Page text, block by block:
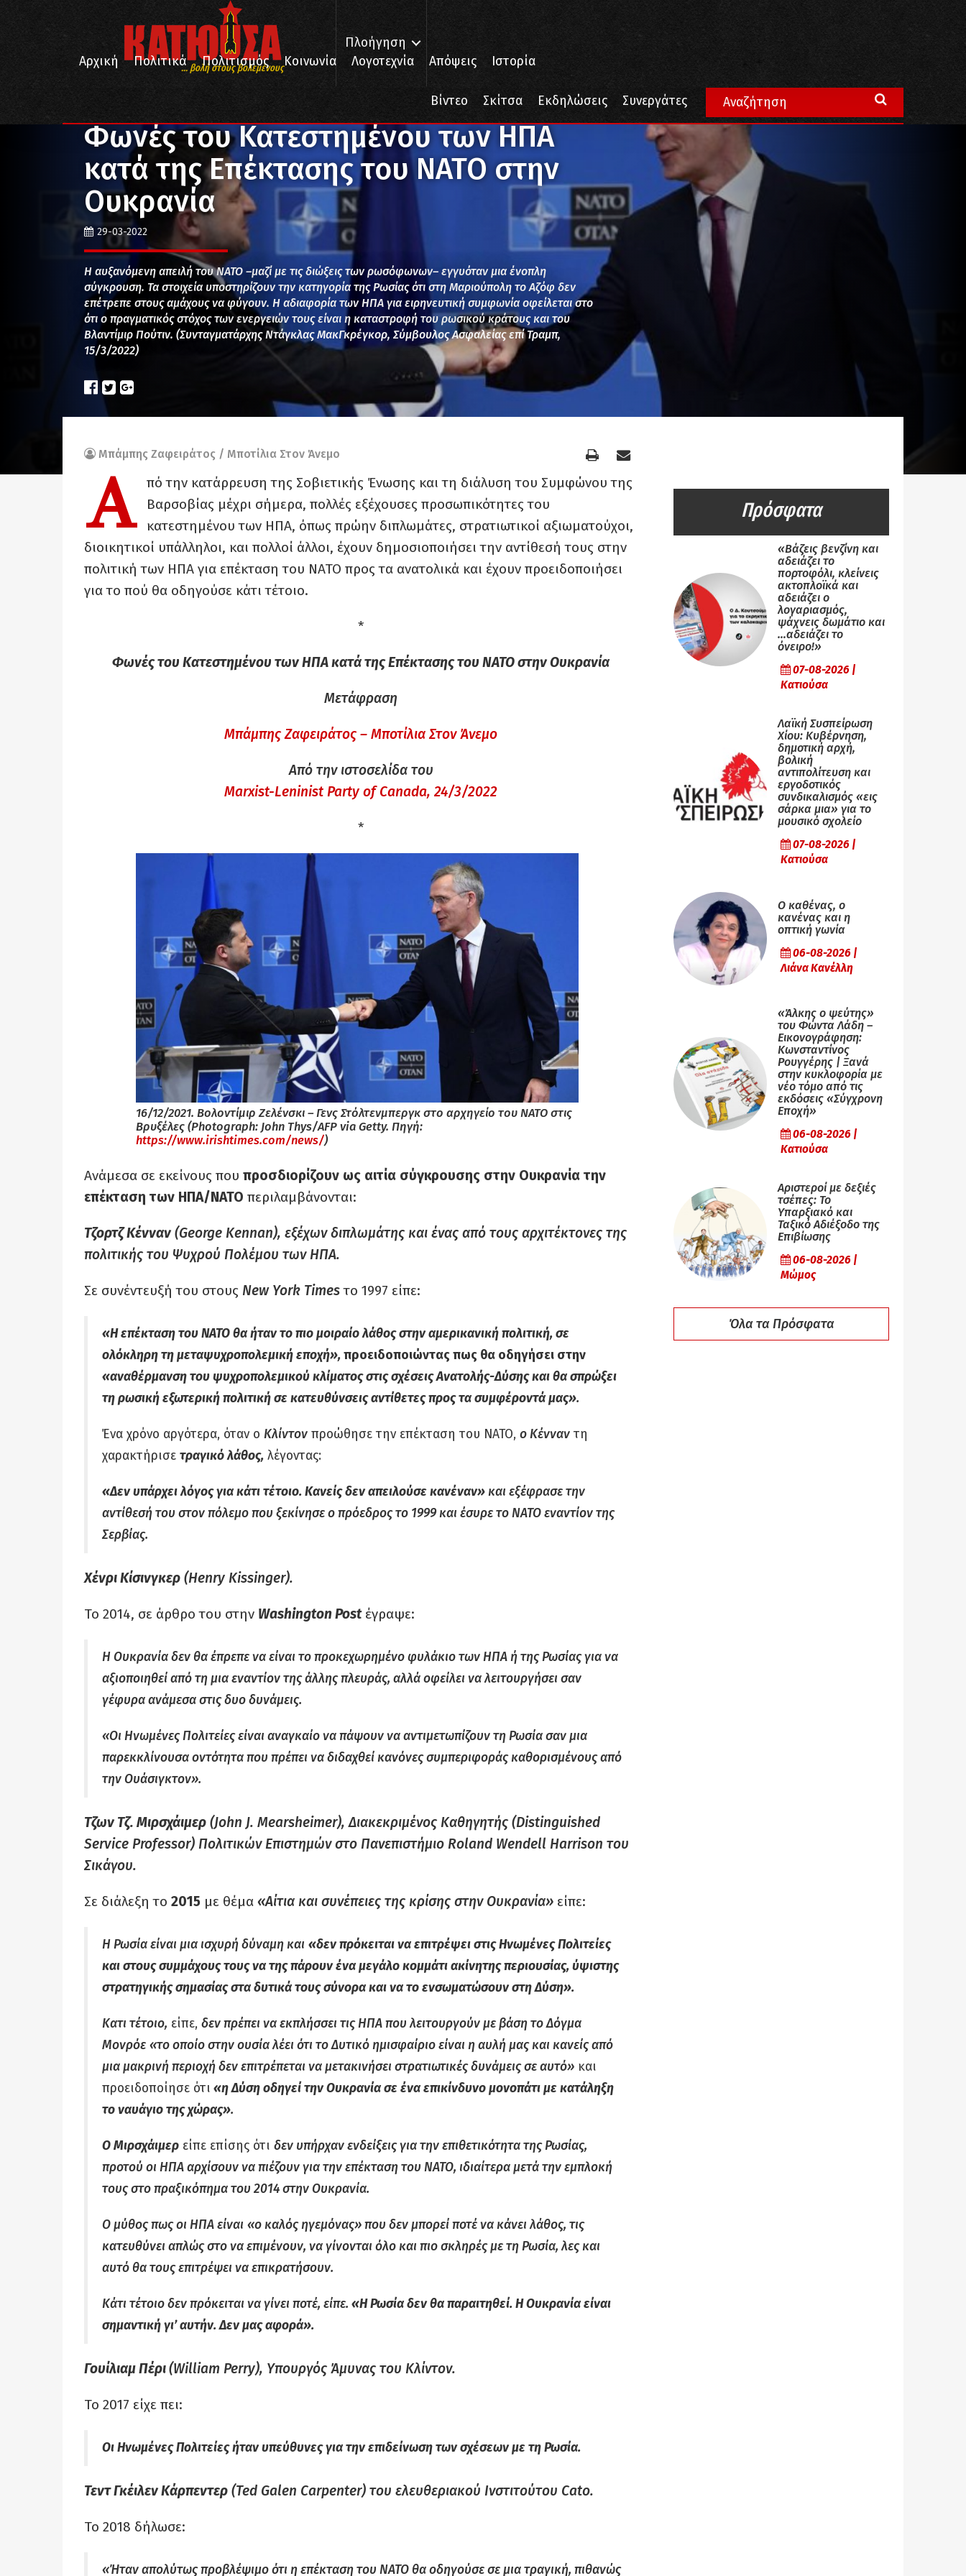
... βολή στους βολεμένους
Πλοήγηση
Αρχική
Πολιτικά Πολιτισμός Κοινωνία Λογοτεχνία Απόψεις Ιστορία
Βίντεο Σκίτσα Εκδηλώσεις Συνεργάτες
Πολιτικά Φωνές του Κατεστημένου των ΗΠΑ κατά της Επέκτασης του ΝΑΤΟ στην Ουκρανία
Φωνές του Κατεστημένου των ΗΠΑ
κατά της Επέκτασης του ΝΑΤΟ στην
Ουκρανία
29-03-2022
Η αυξανόμενη απειλή του ΝΑΤΟ –μαζί με τις διώξεις των ρωσόφωνων– εγγυόταν μια ένοπλη
σύγκρουση. Τα στοιχεία υποστηρίζουν την κατηγορία της Ρωσίας ότι στη Μαριούπολη το Αζόφ δεν
επέτρεπε στους αμάχους να φύγουν. Η αδιαφορία των ΗΠΑ για ειρηνευτική συμφωνία οφείλεται στο
ότι ο πραγματικός στόχος των ενεργειών τους είναι η καταστροφή του ρωσικού κράτους και του
Βλαντίμιρ Πούτιν. (Συνταγματάρχης Ντάγκλας ΜακΓκρέγκορ, Σύμβουλος Ασφαλείας επί Τραμπ,
15/3/2022)
Μπάμπης Ζαφειράτος / Μποτίλια Στον Άνεμο
Α
πό την κατάρρευση της Σοβιετικής Ένωσης και τη διάλυση του Συμφώνου της
Βαρσοβίας μέχρι σήμερα, πολλές εξέχουσες προσωπικότητες του
κατεστημένου των ΗΠΑ, όπως πρώην διπλωμάτες, στρατιωτικοί αξιωματούχοι,
διοικητικοί υπάλληλοι, και πολλοί άλλοι, έχουν δημοσιοποιήσει την αντίθεσή τους στην
πολιτική των ΗΠΑ για επέκταση του ΝΑΤΟ προς τα ανατολικά και έχουν προειδοποιήσει
για το πού θα οδηγούσε κάτι τέτοιο.
*
Φωνές του Κατεστημένου των ΗΠΑ κατά της Επέκτασης του ΝΑΤΟ στην Ουκρανία
Μετάφραση
Μπάμπης Ζαφειράτος – Μποτίλια Στον Άνεμο
Από την ιστοσελίδα του
Marxist-Leninist Party of Canada, 24/3/2022
*
16/12/2021. Βολοντίμιρ Ζελένσκι – Γενς Στόλτενμπεργκ στο αρχηγείο του ΝΑΤΟ στις
Βρυξέλες (Photograph: John Thys/AFP via Getty. Πηγή:
https://www.irishtimes.com/news/)
Ανάμεσα σε εκείνους που προσδιορίζουν ως αιτία σύγκρουσης στην Ουκρανίατην
επέκταση των ΗΠΑ/ΝΑΤΟ περιλαμβάνονται:
Τζορτζ Κένναν (George Kennan), εξέχων διπλωμάτης και ένας από τους αρχιτέκτονες της
πολιτικής του Ψυχρού Πολέμου των ΗΠΑ.
Σε συνέντευξή του στους New York Timesτο 1997 είπε:
«Η επέκταση του ΝΑΤΟ θα ήταν το πιο μοιραίο λάθος στην αμερικανική πολιτική, σε
ολόκληρη τη μεταψυχροπολεμική εποχή»,προειδοποιώντας πως θα οδηγήσει στην
«αναθέρμανση του ψυχροπολεμικού κλίματος στις σχέσεις Ανατολής-Δύσης και θα σπρώξει
τη ρωσική εξωτερική πολιτική σε κατευθύνσεις αντίθετες προς τα συμφέροντά μας».
Ένα χρόνο αργότερα, όταν ο Κλίντον προώθησε την επέκταση του ΝΑΤΟ, ο Κένναν τη
χαρακτήρισε τραγικό λάθος, λέγοντας:
«Δεν υπάρχει λόγος για κάτι τέτοιο. Κανείς δεν απειλούσε κανέναν»και εξέφρασε την
αντίθεσή του στον πόλεμο που ξεκίνησε ο πρόεδρος το 1999 και έσυρε το ΝΑΤΟ εναντίον της
Σερβίας.
Χένρι Κίσινγκερ (Henry Kissinger).
Το 2014, σε άρθρο του στην Washington Postέγραψε:
Η Ουκρανία δεν θα έπρεπε να είναι το προκεχωρημένο φυλάκιο των ΗΠΑ ή της Ρωσίας για να
αξιοποιηθεί από τη μια εναντίον της άλλης πλευράς, αλλά οφείλει να λειτουργήσει σαν
γέφυρα ανάμεσα στις δυο δυνάμεις.
«Οι Ηνωμένες Πολιτείες είναι αναγκαίο να πάψουν να αντιμετωπίζουν τη Ρωσία σαν μια
παρεκκλίνουσα οντότητα που πρέπει να διδαχθεί κανόνες συμπεριφοράς καθορισμένους από
την Ουάσιγκτον».
Τζων Τζ. Μιρσχάιμερ (John J. Mearsheimer), Διακεκριμένος Καθηγητής (Distinguished
Service Professor) Πολιτικών Επιστημών στο Πανεπιστήμιο Roland Wendell Harrison του
Σικάγου.
Σε διάλεξη το 2015 με θέμα «Αίτια και συνέπειες της κρίσης στην Ουκρανία» είπε:
Η Ρωσία είναι μια ισχυρή δύναμη και «δεν πρόκειται να επιτρέψει στις Ηνωμένες Πολιτείες
και στους συμμάχους τους να της πάρουν ένα μεγάλο κομμάτι ακίνητης περιουσίας, ύψιστης
στρατηγικής σημασίας στα δυτικά τους σύνορα και να το ενσωματώσουν στη Δύση».
Κατι τέτοιο, είπε, δεν πρέπει να εκπλήσσει τις ΗΠΑ που λειτουργούν με βάση το Δόγμα
Μονρόε «το οποίο στην ουσία λέει ότι το Δυτικό ημισφαίριο είναι η αυλή μας και κανείς από
μια μακρινή περιοχή δεν επιτρέπεται να μετακινήσει στρατιωτικές δυνάμεις σε αυτό» και
προειδοποίησε ότι «η Δύση οδηγεί την Ουκρανία σε ένα επικίνδυνο μονοπάτι με κατάληξη
το ναυάγιο της χώρας».
Ο Μιρσχάιμερ είπε επίσης ότι δεν υπήρχαν ενδείξεις για την επιθετικότητα της Ρωσίας,
προτού οι ΗΠΑ αρχίσουν να πιέζουν για την επέκταση του ΝΑΤΟ, ιδιαίτερα μετά την εμπλοκή
τους στο πραξικόπημα του 2014 στην Ουκρανία.
Ο μύθος πως οι ΗΠΑ είναι «ο καλός ηγεμόνας»που δεν μπορεί ποτέ να κάνει λάθος, τις
κατευθύνει απλώς στο να επιμένουν, να γίνονται όλο και πιο σκληρές με τη Ρωσία, λες και
αυτό θα τους επιτρέψει να επικρατήσουν.
Κάτι τέτοιο δεν πρόκειται να γίνει ποτέ, είπε. «Η Ρωσία δεν θα παραιτηθεί. Η Ουκρανία είναι
σημαντική γι’ αυτήν. Δεν μας αφορά».
Γουίλιαμ Πέρι(William Perry), Υπουργός Άμυνας του Κλίντον.
Το 2017 είχε πει:
Οι Ηνωμένες Πολιτείες ήταν υπεύθυνες για την επιδείνωση των σχέσεων με τη Ρωσία.
Τεντ Γκέιλεν Κάρπεντερ (Ted Galen Carpenter) του ελευθεριακού Ινστιτούτου Cato.
Το 2018 δήλωσε:
«Ήταν απολύτως προβλέψιμο ότι η επέκταση του ΝΑΤΟ θα οδηγούσε σε μια τραγική, πιθανώς
Πρόσφατα
«Βάζεις βενζίνη και
αδειάζει το
πορτοφόλι, κλείνεις
ακτοπλοϊκά και
αδειάζει ο
λογαριασμός,
ψάχνεις δωμάτιο και
…αδειάζει το
όνειρο!»
07-08-2026 |
Κατιούσα
Λαϊκή Συσπείρωση
Χίου: Κυβέρνηση,
δημοτική αρχή,
βολική
αντιπολίτευση και
εργοδοτικός
συνδικαλισμός «εις
σάρκα μια» για το
μουσικό σχολείο
07-08-2026 |
Κατιούσα
Ο καθένας, ο
κανένας και η
οπτική γωνία
06-08-2026 |
Λιάνα Κανέλλη
«Άλκης ο ψεύτης»
του Φώντα Λάδη –
Εικονογράφηση:
Κωνσταντίνος
Ρουγγέρης | Ξανά
στην κυκλοφορία με
νέο τόμο από τις
εκδόσεις «Σύγχρονη
Εποχή»
06-08-2026 |
Κατιούσα
Αριστεροί με δεξιές
τσέπες: Το
Υπαρξιακό και
Ταξικό Αδιέξοδο της
Επιβίωσης
06-08-2026 |
Μώμος
Όλα τα Πρόσφατα